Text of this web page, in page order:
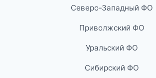
Северо-Западный ФО
Приволжский ФО
Уральский ФО
Сибирский ФО